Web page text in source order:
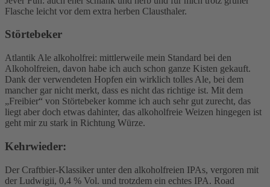
Flasche leicht vor dem extra herben Clausthaler.
Störtebeker
Atlantik Ale alkoholfrei: mittlerweile mein Standard bei den
Alkoholfreien, davon habe ich auch schon ganze Kisten gekauft.
Dank der verwendeten Hopfen ein wirklich tolles Ale, bei dem
mancher gar nicht merkt, dass es nicht das richtige ist. Mit dem
„Freibier“ von Störtebeker komme ich auch sehr gut zurecht, das
liegt aber doch etwas dahinter, das alkoholfreie Weizen hingegen ist
geht mir zu stark in Richtung Würze.
Kehrwieder:
Der Craftbier-Klassiker unter den alkoholfreien IPAs, vergoren mit
der Ludwigii, 0,4 % Vol. und trotzdem ein echtes IPA. Road